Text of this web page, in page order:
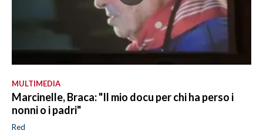
MULTIMEDIA
Marcinelle, Braca: "Il mio docu per chi ha perso i
nonni o i padri"
Red